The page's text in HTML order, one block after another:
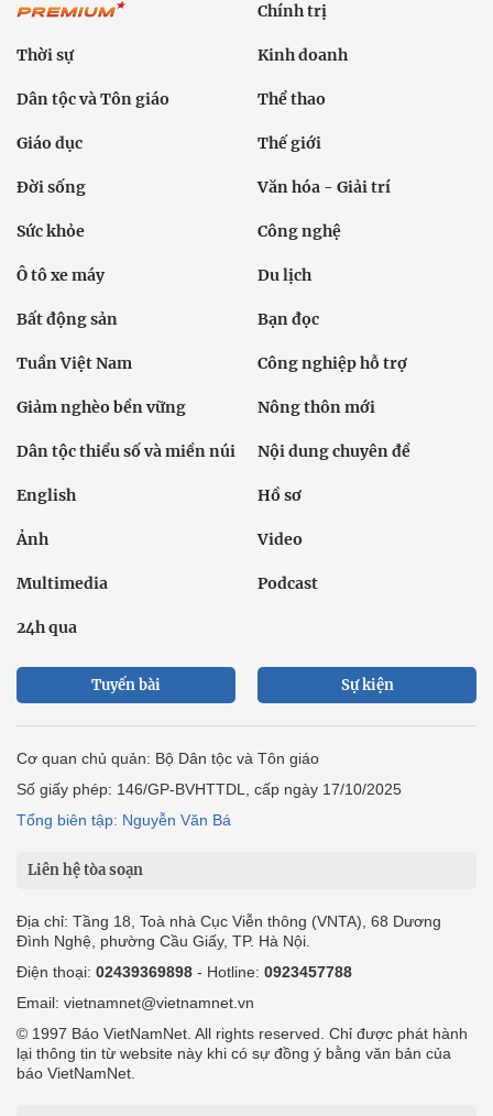
Chính trị
Thời sự Kinh doanh
Dân tộc và Tôn giáo Thể thao
Giáo dục Thế giới
Đời sống Văn hóa - Giải trí
Sức khỏe Công nghệ
Ô tô xe máy Du lịch
Bất động sản Bạn đọc
Tuần Việt Nam Công nghiệp hỗ trợ
Giảm nghèo bền vững Nông thôn mới
Dân tộc thiểu số và miền núi Nội dung chuyên đề
English Hồ sơ
Ảnh Video
Multimedia Podcast
24h qua
Tuyến bài Sự kiện
Cơ quan chủ quản: Bộ Dân tộc và Tôn giáo
Số giấy phép: 146/GP-BVHTTDL, cấp ngày 17/10/2025
Tổng biên tập: Nguyễn Văn Bá
Liên hệ tòa soạn
Địa chỉ: Tầng 18, Toà nhà Cục Viễn thông (VNTA), 68 Dương
Đình Nghệ, phường Cầu Giấy, TP. Hà Nội.
Điện thoại: 02439369898 - Hotline: 0923457788
Email: vietnamnet@vietnamnet.vn
© 1997 Báo VietNamNet. All rights reserved. Chỉ được phát hành
lại thông tin từ website này khi có sự đồng ý bằng văn bản của
báo VietNamNet.